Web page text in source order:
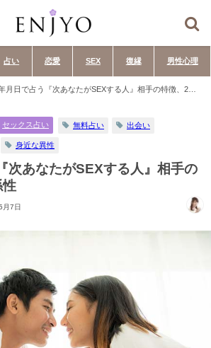
占い 恋愛 SEX 復縁 男性心理
月日で占う『次あなたがSEXする人』相手の特徴、2人
セックス占い 無料占い 出会い
身近な異性
次あなたがSEXする人』相手の
性
月7日